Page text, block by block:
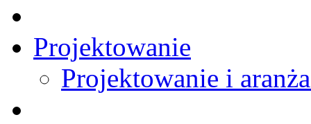
Projektowanie
Projektowanie i